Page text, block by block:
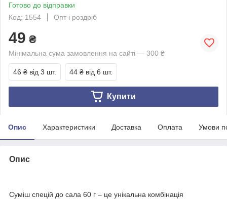
Готово до відправки
Код: 1554
Опт і роздріб
49 ₴
Мінімальна сума замовлення на сайті — 300 ₴
46 ₴ від 3 шт. 44 ₴ від 6 шт.
Купити
Опис Характеристики Доставка Оплата Умови
Опис
Суміш спецій до сала 60 г – це унікальна комбінація